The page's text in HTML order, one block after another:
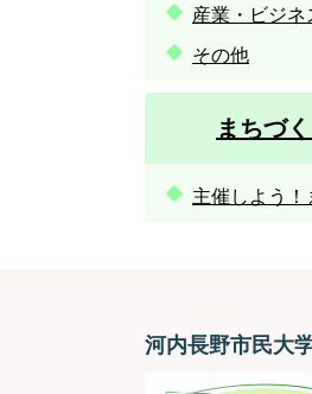
産業・ビジネ
その他
まちづ
主催しよう
河内長野市民大